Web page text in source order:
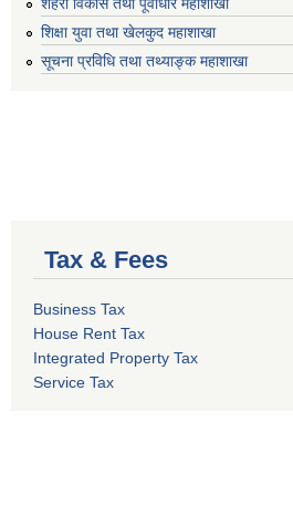
शहरी विकास तथा पूर्वाधार महाशाखा
शिक्षा युवा तथा खेलकुद महाशाखा
सूचना प्रविधि तथा तथ्याङ्क महाशाखा
Tax & Fees
Business Tax
House Rent Tax
Integrated Property Tax
Service Tax